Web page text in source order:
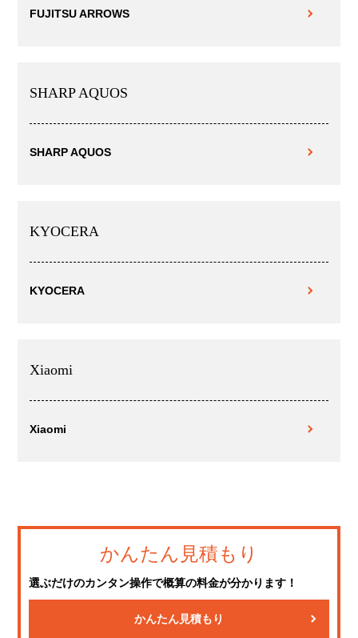
FUJITSU ARROWS
SHARP AQUOS
SHARP AQUOS
KYOCERA
KYOCERA
Xiaomi
Xiaomi
かんたん見積もり
選ぶだけのカンタン操作で概算の料金が分かります！
かんたん見積もり